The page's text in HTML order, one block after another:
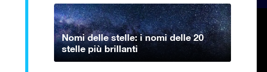
Nomi delle stelle: i nomi delle 20
stelle più brillanti